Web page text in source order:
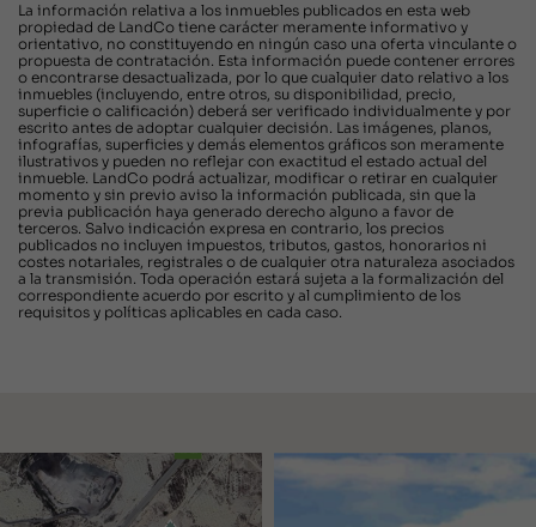
La información relativa a los inmuebles publicados en esta web
propiedad de LandCo tiene carácter meramente informativo y
orientativo, no constituyendo en ningún caso una oferta vinculante o
propuesta de contratación. Esta información puede contener errores
o encontrarse desactualizada, por lo que cualquier dato relativo a los
inmuebles (incluyendo, entre otros, su disponibilidad, precio,
superficie o calificación) deberá ser verificado individualmente y por
escrito antes de adoptar cualquier decisión. Las imágenes, planos,
infografías, superficies y demás elementos gráficos son meramente
ilustrativos y pueden no reflejar con exactitud el estado actual del
inmueble. LandCo podrá actualizar, modificar o retirar en cualquier
momento y sin previo aviso la información publicada, sin que la
previa publicación haya generado derecho alguno a favor de
terceros. Salvo indicación expresa en contrario, los precios
publicados no incluyen impuestos, tributos, gastos, honorarios ni
costes notariales, registrales o de cualquier otra naturaleza asociados
a la transmisión. Toda operación estará sujeta a la formalización del
correspondiente acuerdo por escrito y al cumplimiento de los
requisitos y políticas aplicables en cada caso.